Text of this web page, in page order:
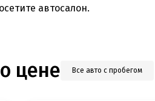
автосалон.
цене Все авто с пробегом